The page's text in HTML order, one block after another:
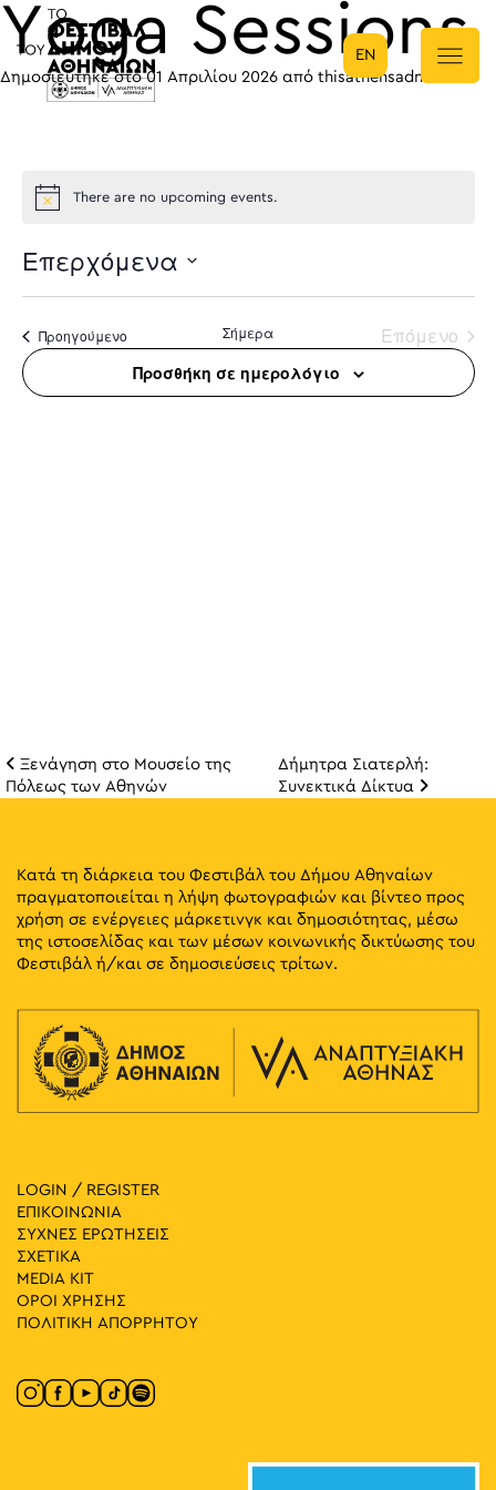
Κύρια πλοήγηση
EN
Yoga Sessions
Δημοσιεύτηκε στο01 Απριλίου 2026 από thisathensadm1n
There are no upcoming events.
Επερχόμενα
Προηγούμενο Σήμερα Επόμενο
Προσθήκη σε ημερολόγιο
Πλοήγηση
Ξενάγηση στο Μουσείο της
Πόλεως των Αθηνών
Δήμητρα Σιατερλή:
Συνεκτικά Δίκτυα
Κατά τη διάρκεια του Φεστιβάλ του Δήμου Αθηναίων
πραγματοποιείται η λήψη φωτογραφιών και βίντεο προς
χρήση σε ενέργειες μάρκετινγκ και δημοσιότητας, μέσω
της ιστοσελίδας και των μέσων κοινωνικής δικτύωσης του
Φεστιβάλ ή/και σε δημοσιεύσεις τρίτων.
LOGIN / REGISTER
ΕΠΙΚΟΙΝΩΝΙΑ
ΣΥΧΝΕΣ ΕΡΩΤΗΣΕΙΣ
ΣΧΕΤΙΚΑ
MEDIA ΚIT
ΟΡΟΙ ΧΡΗΣΗΣ
ΠΟΛΙΤΙΚΗ ΑΠΟΡΡΗΤΟΥ